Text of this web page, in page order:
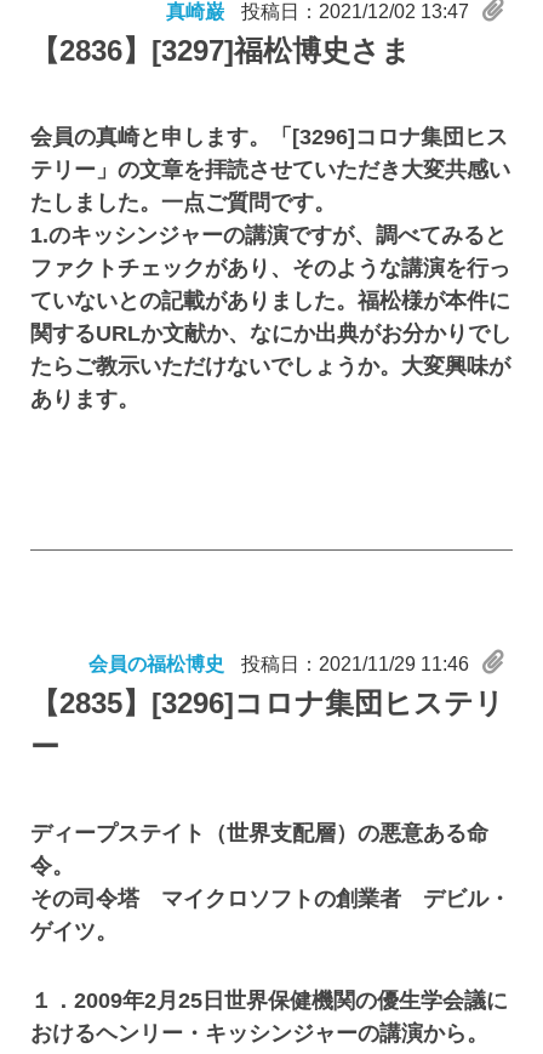
真崎巌 投稿日：2021/12/02 13:47
【2836】 [3297]福松博史さま
会員の真崎と申します。「[3296]コロナ集団ヒス
テリー」の文章を拝読させていただき大変共感い
たしました。一点ご質問です。
1.のキッシンジャーの講演ですが、調べてみると
ファクトチェックがあり、そのような講演を行っ
ていないとの記載がありました。福松様が本件に
関するURLか文献か、なにか出典がお分かりでし
たらご教示いただけないでしょうか。大変興味が
あります。
会員の福松博史 投稿日：2021/11/29 11:46
【2835】 [3296]コロナ集団ヒステリ
ー
ディープステイト（世界支配層）の悪意ある命
令。
その司令塔 マイクロソフトの創業者 デビル・
ゲイツ。
１．2009年2月25日世界保健機関の優生学会議に
おけるヘンリー・キッシンジャーの講演から。